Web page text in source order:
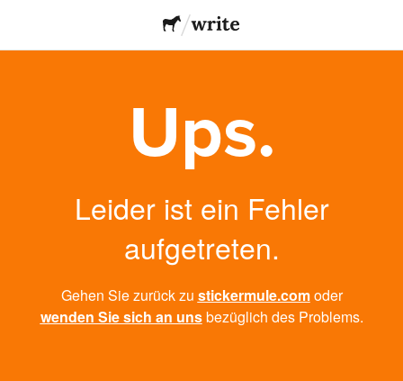
Ups.
Leider ist ein Fehler
aufgetreten.
Gehen Sie zurück zu stickermule.comoder
wenden Sie sich an unsbezüglich des Problems.